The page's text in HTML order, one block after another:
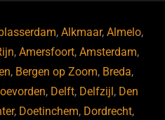
,Alkmaar,Almelo,
,Amersfoort,Amsterdam,
, Bergen op Zoom, Breda,
, Delft, Delfzijl , Den
, Doetinchem, Dordrecht,